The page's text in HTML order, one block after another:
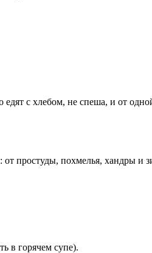
едят с хлебом, не спеша, и от
простуды, похмелья, хандры и
в горячем супе).